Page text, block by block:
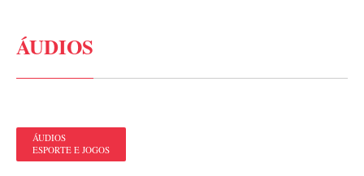
ÁUDIOS
ÁUDIOS
ESPORTE E JOGOS